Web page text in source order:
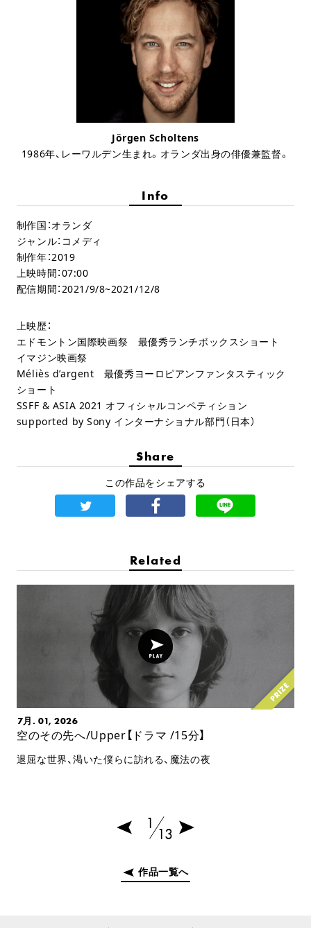
Jörgen Scholtens
1986年、レーワルデン生まれ。オランダ出身の俳優兼監督。
Info
制作国：オランダ
ジャンル：コメディ
制作年：2019
上映時間：07:00
配信期間：2021/9/8~2021/12/8
上映歴：
エドモントン国際映画祭 最優秀ランチボックスショート
イマジン映画祭
Méliès d’argent 最優秀ヨーロピアンファンタスティック
ショート
SSFF & ASIA 2021 オフィシャルコンペティション
supported by Sony インターナショナル部門（日本）
Share
この作品をシェアする
Related
7月. 01, 2026
空のその先へ/Upper【ドラマ /15分】
退屈な世界、渇いた僕らに訪れる、魔法の夜
1
13
作品一覧へ